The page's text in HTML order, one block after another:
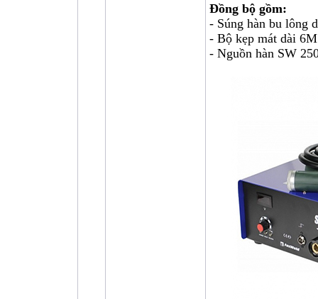
Đồng bộ gồm:
- Súng hàn bu lông
- Bộ kẹp mát dài
- Nguồn hàn SW